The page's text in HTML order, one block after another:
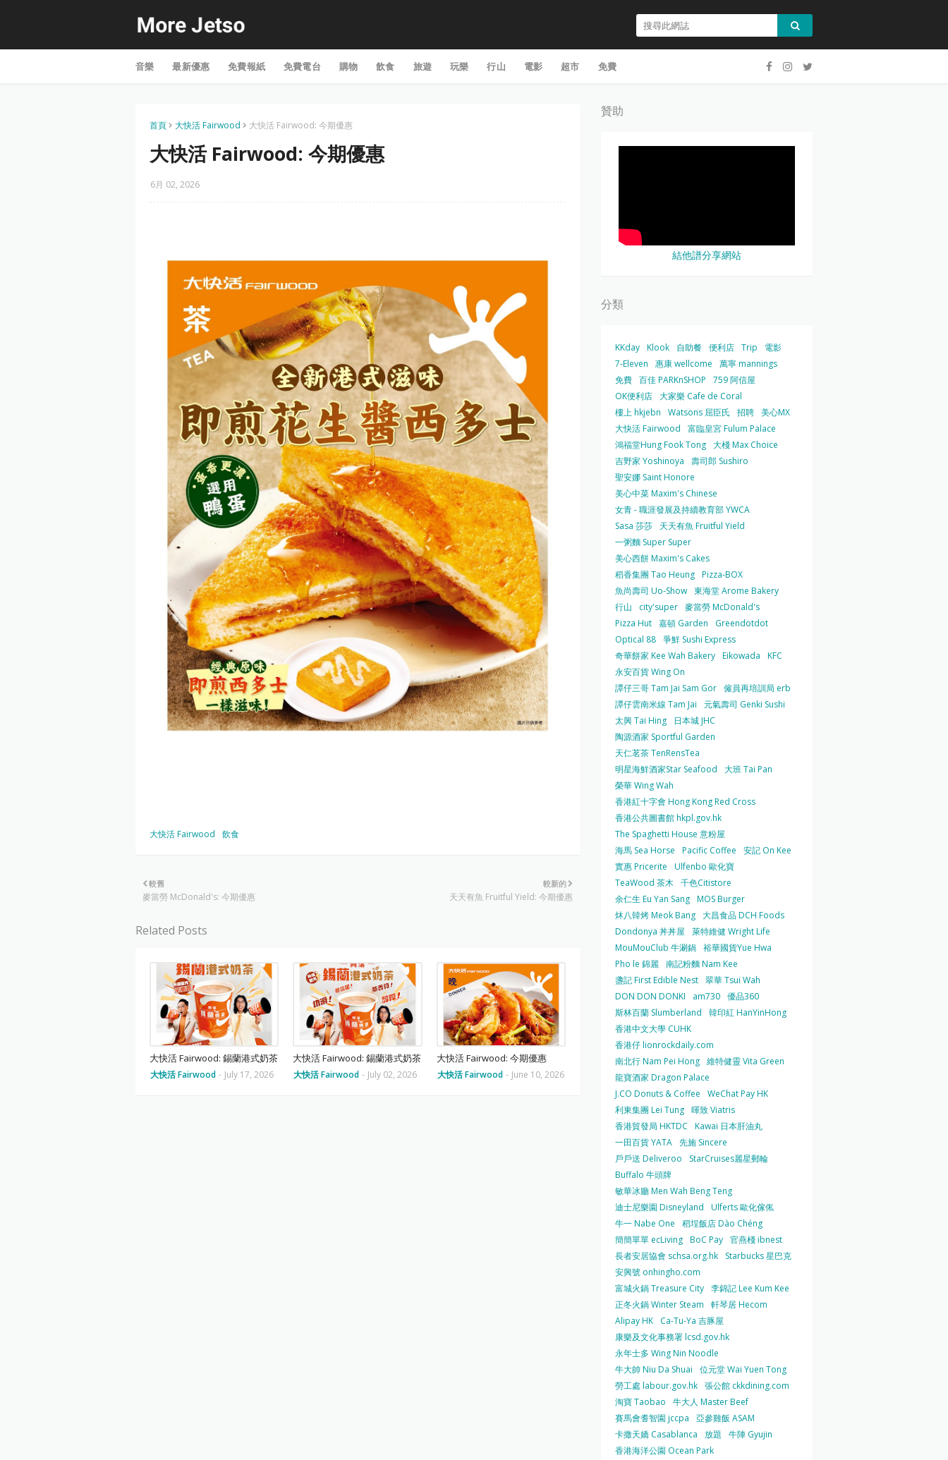
音樂 最新優惠 免費報紙 免費電台 購物 飲食 旅遊 玩樂 行山 電影 超市 免費
首頁 大快活 Fairwood 大快活 Fairwood: 今期優惠
大快活 Fairwood: 今期優惠
6月 02, 2026
大快活 Fairwood 飲食
較新的
天天有魚 Fruitful Yield: 今期優惠
較舊
麥當勞 McDonald's: 今期優惠
Related Posts
大快活 Fairwood: 錫蘭港式奶茶
大快活 Fairwood - July 17, 2026
大快活 Fairwood: 錫蘭港式奶茶
大快活 Fairwood - July 02, 2026
大快活 Fairwood: 今期優惠
大快活 Fairwood - June 10, 2026
贊助
結他譜分享網站
分類
KKday Klook 自助餐 便利店 Trip
電影
7-Eleven
惠康 wellcome
萬寧 mannings
免費 百佳 PARKnSHOP
759 阿信屋
OK便利店 大家樂 Cafe de Coral
樓上 hkjebn
Watsons 屈臣氏 招聘 美心MX
大快活 Fairwood
富臨皇宮 Fulum Palace
鴻福堂Hung Fook Tong 大棧 Max Choice
吉野家 Yoshinoya
壽司郎 Sushiro
聖安娜 Saint Honore
美心中菜 Maxim's Chinese
女青 - 職涯發展及持續教育部 YWCA
Sasa 莎莎
天天有魚 Fruitful Yield
一粥麵 Super Super
美心西餅 Maxim's Cakes
稻香集團 Tao Heung Pizza-BOX
魚尚壽司 Uo-Show 東海堂 Arome Bakery
行山
city'super 麥當勞 McDonald's
Pizza Hut 嘉頓 Garden
Greendotdot
Optical 88 爭鮮 Sushi Express
奇華餅家 Kee Wah Bakery Eikowada
KFC
永安百貨 Wing On
譚仔三哥 Tam Jai Sam Gor 僱員再培訓局 erb
譚仔雲南米線 Tam Jai
元氣壽司 Genki Sushi
太興 Tai Hing
日本城 JHC
陶源酒家 Sportful Garden
天仁茗茶 TenRensTea
明星海鮮酒家Star Seafood
大班 Tai Pan
榮華 Wing Wah
香港紅十字會 Hong Kong Red Cross
香港公共圖書館 hkpl.gov.hk
The Spaghetti House 意粉屋
海馬 Sea Horse
Pacific Coffee
安記 On Kee
實惠 Pricerite
Ulfenbo 歐化寶
TeaWood 茶木 千色Citistore
余仁生 Eu Yan Sang MOS Burger
炑八韓烤 Meok Bang 大昌食品 DCH Foods
Dondonya 丼丼屋
萊特維健 Wright Life
MouMouClub 牛涮鍋 裕華國貨Yue Hwa
Pho le 錦麗 南記粉麵 Nam Kee
盞記 First Edible Nest 翠華 Tsui Wah
DON DON DONKI
am730 優品360
斯林百蘭 Slumberland
韓印紅 HanYinHong
香港中文大學 CUHK
香港仔 lionrockdaily.com
南北行 Nam Pei Hong 維特健靈 Vita Green
龍寶酒家 Dragon Palace
J.CO Donuts & Coffee
WeChat Pay HK
利東集團 Lei Tung 暉致 Viatris
香港貿發局 HKTDC
Kawai 日本肝油丸
一田百貨 YATA 先施 Sincere
戶戶送 Deliveroo
StarCruises麗星郵輪
Buffalo 牛頭牌
敏華冰廳 Men Wah Beng Teng
迪士尼樂園 Disneyland
Ulferts 歐化傢俬
牛一 Nabe One
稻埕飯店 Dào Chéng
簡簡單單 ecLiving BoC Pay 官燕棧 ibnest
長者安居協會 schsa.org.hk
Starbucks 星巴克
安興號 onhingho.com
富城火鍋 Treasure City 李錦記 Lee Kum Kee
正冬火鍋 Winter Steam
軒琴居 Hecom
Alipay HK
Ca-Tu-Ya 吉豚屋
康樂及文化事務署 lcsd.gov.hk
永年士多 Wing Nin Noodle
牛大帥 Niu Da Shuai
位元堂 Wai Yuen Tong
勞工處 labour.gov.hk 張公館 ckkdining.com
淘寶 Taobao
牛大人 Master Beef
賽馬會耆智園 jccpa
亞參雞飯 ASAM
卡撒天嬌 Casablanca
放題
牛陣 Gyujin
香港海洋公園 Ocean Park